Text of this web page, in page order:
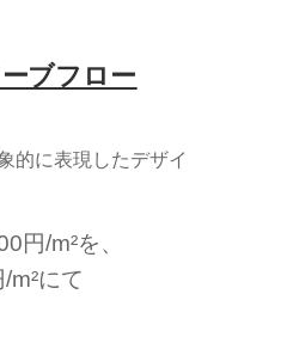
ブフロー
的に表現したデザイ
円/m²を、
m²にて